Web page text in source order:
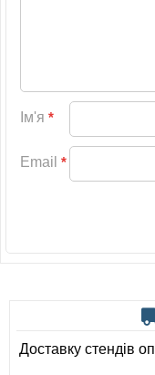
Ім'я *
Email *
Доставку стендів